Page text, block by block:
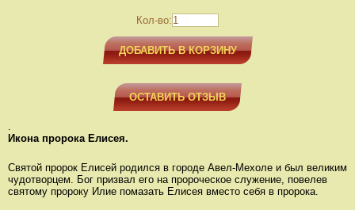
Кол-во:
ДОБАВИТЬ В КОРЗИНУ
ОСТАВИТЬ ОТЗЫВ
Икона пророка Елисея.
Святой пророк Елисей родился в городе Авел-Мехоле и был великим
чудотворцем. Бог призвал его на пророческое служение, повелев
святому пророку Илие помазать Елисея вместо себя в пророка.